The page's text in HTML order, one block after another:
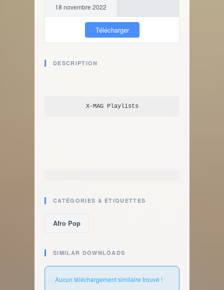
18 novembre 2022
Télécharger
DESCRIPTION
X-MAG Playlists
CATÉGORIES & ÉTIQUETTES
Afro Pop
SIMILAR DOWNLOADS
Aucun téléchargement similaire trouvé !